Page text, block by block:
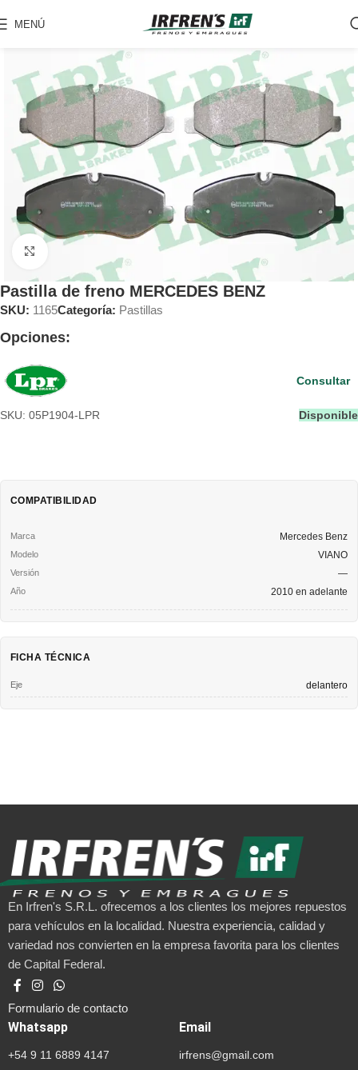
MENÚ
Pastilla de freno MERCEDES BENZ
SKU: 1165Categoría: Pastillas
Opciones:
SKU: 05P1904-LPR Disponible
Consultar
COMPATIBILIDAD
Mercedes Benz
VIANO
—
2010 en adelante
FICHA TÉCNICA
Eje delantero
En Irfren's S.R.L. ofrecemos a los clientes los mejores repuestos
para vehículos en la localidad. Nuestra experiencia, calidad y
variedad nos convierten en la empresa favorita para los clientes
de Capital Federal.
Formulario de contacto
Whatsapp
+54 9 11 6889 4147
Email
irfrens@gmail.com